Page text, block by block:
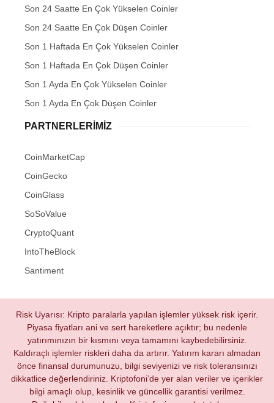
Son 24 Saatte En Çok Yükselen Coinler
Son 24 Saatte En Çok Düşen Coinler
Son 1 Haftada En Çok Yükselen Coinler
Son 1 Haftada En Çok Düşen Coinler
Son 1 Ayda En Çok Yükselen Coinler
Son 1 Ayda En Çok Düşen Coinler
PARTNERLERIMIZ
CoinMarketCap
CoinGecko
CoinGlass
SoSoValue
CryptoQuant
IntoTheBlock
Santiment
Risk Uyarısı: Kripto paralarla yapılan işlemler yüksek risk içerir.
Piyasa fiyatları ani ve sert hareketlere açıktır; bu nedenle
yatırımınızın bir kısmını veya tamamını kaybedebilirsiniz.
Kaldıraçlı işlemler riskleri daha da artırır. Yatırım kararı almadan
önce finansal durumunuzu, bilgi seviyenizi ve risk toleransınızı
dikkatlice değerlendiriniz. Kriptofoni’de yer alan veriler ve içerikler
bilgi amaçlı olup, kesinlik ve güncellik garantisi verilmez.